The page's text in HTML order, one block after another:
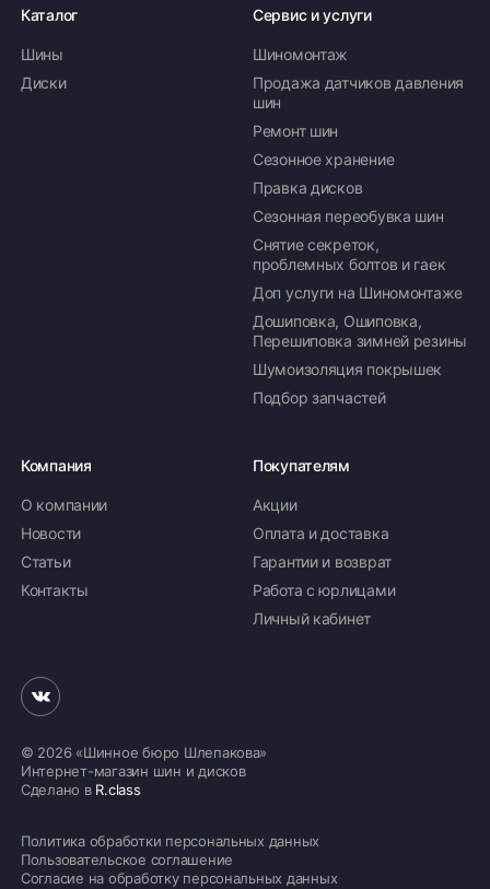
Каталог
Шины
Диски
Сервис и услуги
Шиномонтаж
Продажа датчиков давления
шин
Ремонт шин
Сезонное хранение
Правка дисков
Сезонная переобувка шин
Снятие секреток,
проблемных болтов и гаек
Доп услуги на Шиномонтаже
Дошиповка, Ошиповка,
Перешиповка зимней резины
Шумоизоляция покрышек
Подбор запчастей
Компания
О компании
Новости
Статьи
Контакты
Покупателям
Акции
Оплата и доставка
Гарантии и возврат
Работа с юрлицами
Личный кабинет
© 2026 «Шинное бюро Шлепакова»
Интернет-магазин шин и дисков
Сделано в R.class
Политика обработки персональных данных
Пользовательское соглашение
Согласие на обработку персональных данных